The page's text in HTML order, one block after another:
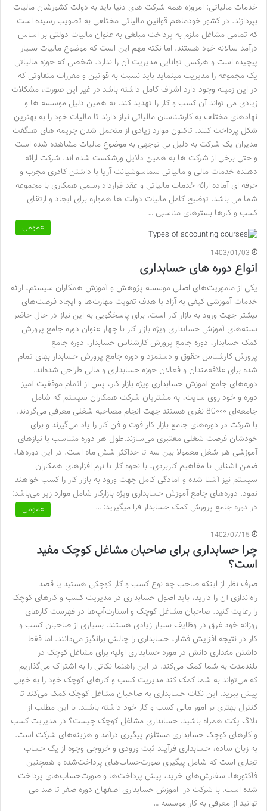
خدمات مالیاتی: امروزه همه شرکت های دنیا باید به دولت کشورشان مالیات
بپردازند. در کشور خودماهم قوانین مالیاتی مختلفی به تصویب رسیده است
که تمامی مشاغل ملزم به پرداخت مبلغی به عنوان مالیات دولتی بر اساس
درآمد سالانه خود هستند. اما نکته مهم این است که موضوع مالیات بسیار
پیچیده است و هرکسی توانایی مدیریت آن را ندارد. شخصی که حوزه مالیاتی
یک مجموعه را مدیریت مینماید باید نسبت به قوانین و مقررات متفاوتی که
در این زمینه وجود دارد اشراف کامل داشته باشد در غیر این صورت، مشکلات
زیادی می تواند آن کسب و کار را تهدید کند. به همین دلیل موسسه ها و
نهادهای مختلف به کارشناسان مالیاتی نیاز دارند تا مالیات خود را به بهترین
شکل پرداخت کنند. تاکنون موارد زیادی از متحمل شدن جریمه های هنگفت
مدیران یک شرکت به دلیل بی توجهی به موضوع مالیات مشاهده شده است
و حتی برخی از شرکت ها به همین دلایل ورشکست شده اند. شرکت ارائه
دهنده خدمات مالی و مالیاتی سماسوشیانت آریا با داشتن کادری مجرب و
حرفه ای آماده ارائه خدمات مالیاتی و عقد قرارداد رسمی همکاری با مجموعه
شما می باشد. توضیح کامل مالیات دولت ها همواره برای ایجاد و ارتقای
کسب و کارها بسترهای مناسبی …
عمومی
1403/01/03
انواع دوره های حسابداری
‌یکی از ماموریت‌های اصلی موسسه پژوهش و آموزش همکاران سیستم، ارائه
خدمات آموزشی کیفی به آزاد با هدف تقویت مهارت‌ها و ایجاد فرصت‌های
بیشتر جهت ورود به بازار کار است. برای پاسخگویی به این نیاز در حال حاضر
بسته‌های آموزش حسابداری ویژه بازار کار با چهار عنوان دوره جامع پرورش
کمک حسابدار، دوره جامع پرورش کارشناس حسابدار، دوره جامع
پرورش کارشناس حقوق و دستمزد و دوره جامع پرورش حسابدار بهای تمام
شده برای علاقه‌مندان و فعالان حوزه حسابداری و مالی طراحی شده‌اند.
دوره‌های جامع آموزش حسابداری ویژه بازار کار، پس از اتمام موفقیت آمیز
دوره و خود روی سایت، به مشتریان شرکت همکاران سیستم که شامل
جامعه‌ای 80۰۰۰ نفری هستند جهت انجام مصاحبه شغلی معرفی می‌گردند.
با شرکت در دوره‌های جامع بازار کار فوت و فن کار را یاد می‌گیرند و برای
خودشان فرصت شغلی معتبری می‌سازند.طول هر دوره متناسب با نیازهای
آموزشی هر شغل معمولا بین سه تا حداکثر شش ماه است. در این دوره‌ها،
ضمن آشنایی با مفاهیم کاربردی، با نحوه کار با نرم افزارهای همکاران
سیستم نیز آشنا شده و آمادگی کامل جهت ورود به بازار کار را کسب خواهند
نمود. دوره‌های جامع آموزش حسابداری ویژه بازارکار شامل موارد زیر می‌باشد:
در دوره جامع پرورش کمک حسابدار فرا میگیرید: …
عمومی
1402/07/15
چرا حسابداری برای صاحبان مشاغل کوچک مفید
است؟
صرف نظر از اینکه صاحب چه نوع کسب و کار کوچکی هستید یا قصد
راه‌اندازی آن را دارید، باید اصول حسابداری در مدیریت کسب و کارهای کوچک
را رعایت کنید. صاحبان مشاغل کوچک و استارت‌آپ‌ها در فهرست کارهای
روزانه خود غرق در وظایف بسیار زیادی هستند. بسیاری از صاحبان کسب و
کار در نتیجه افزایش فشار، حسابداری را چالش برانگیز می‌دانند. اما فقط
داشتن مقداری دانش در مورد حسابداری اولیه برای مشاغل کوچک در
بلندمدت به شما کمک می‌کند. در این راهنما نکاتی را به اشتراک می‌گذاریم
که می‌تواند به شما کمک کند مدیریت کسب و کارهای کوچک خود را به خوبی
پیش ببرید. این نکات حسابداری به صاحبان مشاغل کوچک کمک می‌کند تا
کنترل بهتری بر امور مالی کسب و کار خود داشته باشند. با این مطلب از
بلاگ پکت همراه باشید. حسابداری مشاغل کوچک چیست؟ در مدیریت کسب
و کارهای کوچک حسابداری مستلزم پیگیری درآمد و هزینه‌های شرکت است.
به زبان ساده، حسابداری فرآیند ثبت ورودی و خروجی وجوه از یک حساب
تجاری است که شامل پیگیری صورت‌حساب‌های پرداخت‌شده و همچنین
فاکتورها، سفارش‌های خرید، پیش پرداخت‌ها و صورت‌حساب‌های پرداخت
‌شده است. با شرکت در اموزش حسابداری اصفهان دوره صفر تا صد می
توانید از معرفی به کار موسسه …